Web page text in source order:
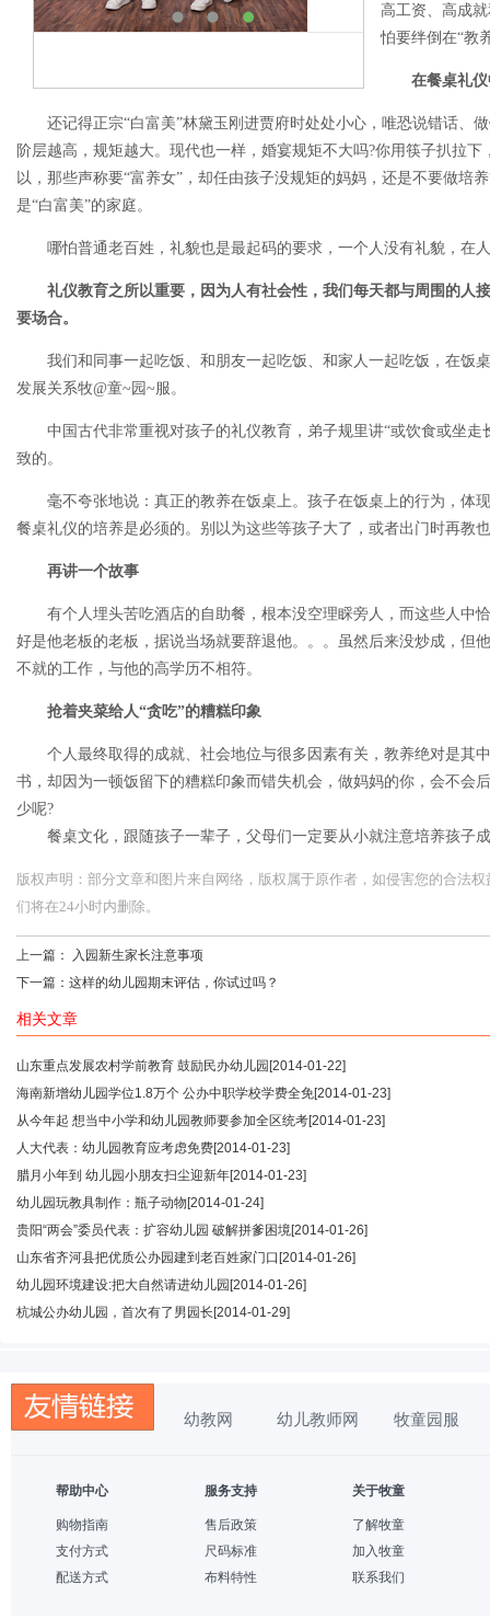
高工资、高成
怕要绊倒在“教
在餐桌礼
还记得正宗“白富美”林黛玉刚进贾府时处处小心，唯恐说错话、
阶层越高，规矩越大。现代也一样，婚宴规矩不大吗?你用筷子扒拉
以，那些声称要“富养女”，却任由孩子没规矩的妈妈，还是不要做培
是“白富美”的家庭。
哪怕普通老百姓，礼貌也是最起码的要求，一个人没有礼貌，在
礼仪教育之所以重要，因为人有社会性，我们每天都与周围的人
要场合。
我们和同事一起吃饭、和朋友一起吃饭、和家人一起吃饭，在饭
发展关系牧@童~园~服。
中国古代非常重视对孩子的礼仪教育，弟子规里讲“或饮食或坐
致的。
毫不夸张地说：真正的教养在饭桌上。孩子在饭桌上的行为，体
餐桌礼仪的培养是必须的。别以为这些等孩子大了，或者出门时再教
再讲一个故事
有个人埋头苦吃酒店的自助餐，根本没空理睬旁人，而这些人中
好是他老板的老板，据说当场就要辞退他。。。虽然后来没炒成，但
不就的工作，与他的高学历不相符。
抢着夹菜给人“贪吃”的糟糕印象
个人最终取得的成就、社会地位与很多因素有关，教养绝对是其
书，却因为一顿饭留下的糟糕印象而错失机会，做妈妈的你，会不会
少呢?
餐桌文化，跟随孩子一辈子，父母们一定要从小就注意培养孩子
版权声明：部分文章和图片来自网络，版权属于原作者，如侵害您的合法
们将在24小时内删除。
上一篇：
入园新生家长注意事项
下一篇： 这样的幼儿园期末评估，你试过吗？
相关文章
山东重点发展农村学前教育 鼓励民办幼儿园 [2014-01-22]
海南新增幼儿园学位1.8万个 公办中职学校学费全免[2014-01-23]
从今年起 想当中小学和幼儿园教师要参加全区统考[2014-01-23]
人大代表：幼儿园教育应考虑免费[2014-01-23]
腊月小年到 幼儿园小朋友扫尘迎新年[2014-01-23]
幼儿园玩教具制作：瓶子动物 [2014-01-24]
贵阳“两会”委员代表：扩容幼儿园 破解拼爹困境[2014-01-26]
山东省齐河县把优质公办园建到老百姓家门口 [2014-01-26]
幼儿园环境建设:把大自然请进幼儿园 [2014-01-26]
杭城公办幼儿园，首次有了男园长 [2014-01-29]
幼教网 幼儿教师网 牧童园服
帮助中心
购物指南
支付方式
配送方式
服务支持
售后政策
尺码标准
布料特性
关于牧童
了解牧童
加入牧童
联系我们